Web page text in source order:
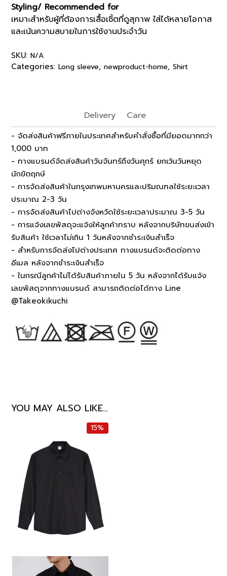
Styling/ Recommended for
เหมาะสำหรับผู้ที่ต้องการเสื้อเชิ้ตที่ดูสุภาพ ใส่ได้หลายโอกาส
และเน้นความสบายในการใช้งานประจำวัน
SKU: N/A
Categories: Long sleeve, newproduct-home, Shirt
Delivery Care
- จัดส่งสินค้าฟรีภายในประเทศสำหรับคำสั่งซื้อที่มียอดมากกว่า
1,000 บาท
- ทางแบรนด์จัดส่งสินค้าวันจันทร์ถึงวันศุกร์ ยกเว้นวันหยุด
นักขัตฤกษ์
- การจัดส่งสินค้าในกรุงเทพมหานครและปริมณฑลใช้ระยะเวลา
ประมาณ 2-3 วัน
- การจัดส่งสินค้าไปต่างจังหวัดใช้ระยะเวลาประมาณ 3-5 วัน
- การแจ้งเลขพัสดุจะแจ้งให้ลูกค้าทราบ หลังจากบริษัทขนส่งเข้า
รับสินค้า ใช้เวลาไม่เกิน 1 วันหลังจากชำระเงินสำเร็จ
- สำหรับการจัดส่งไปต่างประเทศ ทางแบรนด์จะติดต่อทาง
อีเมล หลังจากชำระเงินสำเร็จ
- ในกรณีลูกค้าไม่ได้รับสินค้าภายใน 5 วัน หลังจากได้รับแจ้ง
เลขพัสดุจากทางแบรนด์ สามารถติดต่อได้ทาง Line
@Takeokikuchi
YOU MAY ALSO LIKE…
15%